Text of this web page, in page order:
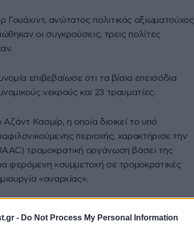
- Do Not Process My Personal Information
ανώτατος πολιτικός αξιωματούχος
οι συγκρούσεις, τρεις πολίτες
επιβεβαίωσε ότι τα βίαια επεισόδια
νεκρούς και 23 τραυματίες.
Κασμίρ, η οποία διοικεί το υπό
περιοχής, χαρακτήρισε την
τρομοκρατική οργάνωση βάσει της
φερόμενη «συμμετοχή σε τρομοκρατικές
«αναρχίας».
72 μέλη της JAAC